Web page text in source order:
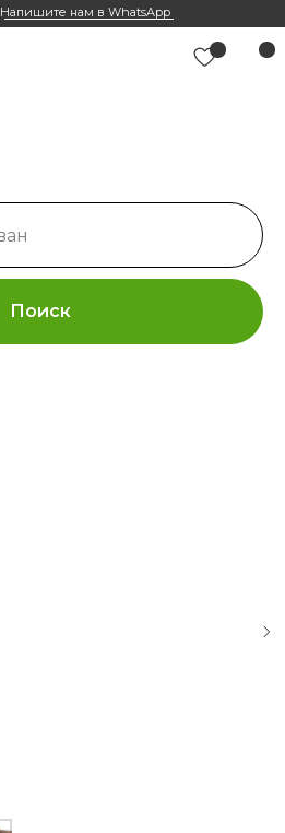
Напишите нам в WhatsApp
Поиск